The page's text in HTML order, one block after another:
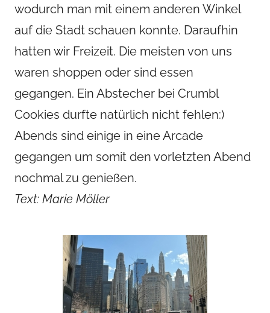
wodurch man mit einem anderen Winkel
auf die Stadt schauen konnte. Daraufhin
hatten wir Freizeit. Die meisten von uns
waren shoppen oder sind essen
gegangen. Ein Abstecher bei Crumbl
Cookies durfte natürlich nicht fehlen:)
Abends sind einige in eine Arcade
gegangen um somit den vorletzten Abend
nochmal zu genießen.
Text: Marie Möller